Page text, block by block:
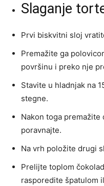
Slaganje
Prvi biskvitni sloj
Premažite ga
površinu i preko nje
Stavite u hladnjak na
stegne.
Nakon toga
poravnajte.
Na vrh položite drugi
Prelijte toplom
rasporedite špatulom